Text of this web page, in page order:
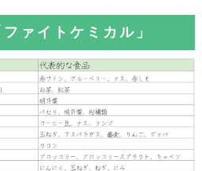
ァイトケミカル」